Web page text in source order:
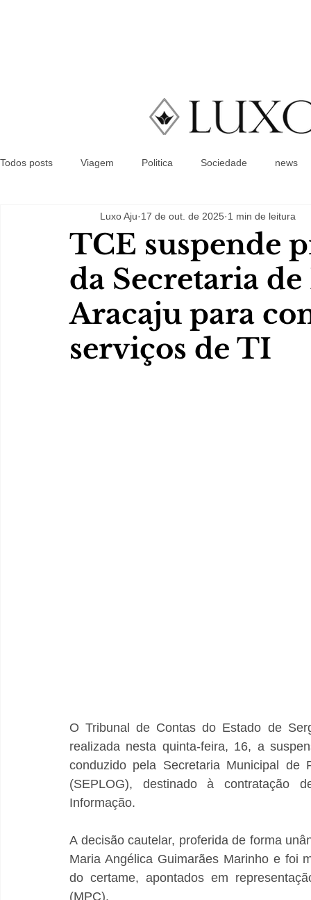
Todos posts Viagem Politica Sociedade news
TCE suspende
da Secretaria
Aracaju para
serviços de TI
Luxo Aju 17 de out. de 2025 1 min de leitura
O Tribunal de Contas do Estado de
realizada nesta quinta-feira, 16, a
conduzido pela Secretaria Municipal de
(SEPLOG), destinado à contratação
Informação.
A decisão cautelar, proferida de forma
Maria Angélica Guimarães Marinho e foi
do certame, apontados em
(MPC).